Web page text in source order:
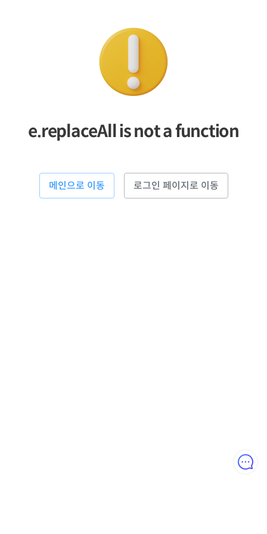
e.replaceAll is not a function
메인으로 이동 로그인 페이지로 이동